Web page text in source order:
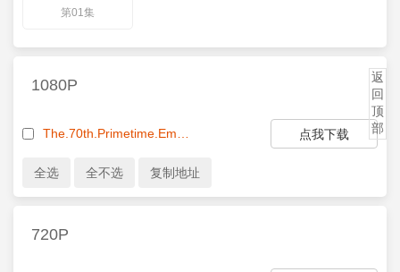
第01集
1080P
点我下载
720P
返
回
顶
部